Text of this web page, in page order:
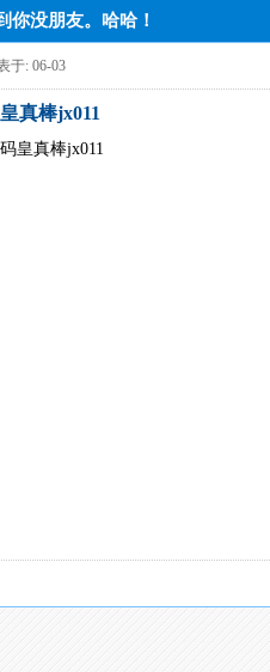
没朋友。哈哈！
于: 06-03
真棒jx011
皇真棒jx011